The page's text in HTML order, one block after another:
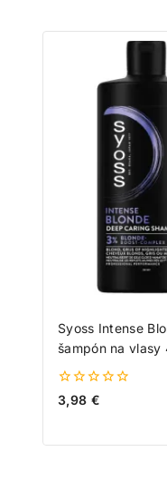
Syoss Intense
šampón na vlasy
0
z
3,98 €